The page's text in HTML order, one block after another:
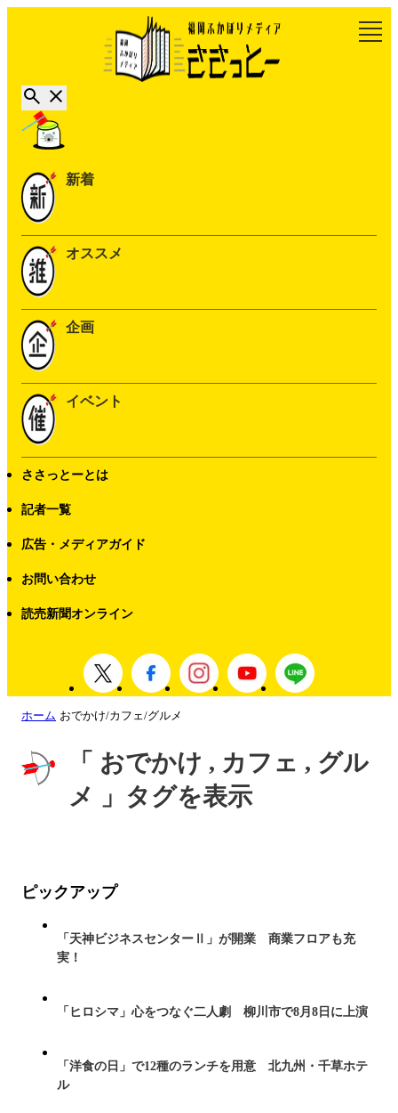
新着
オススメ
企画
イベント
ささっとーとは
記者一覧
広告・メディアガイド
お問い合わせ
読売新聞オンライン
ホーム おでかけ/カフェ/グルメ
「 おでかけ , カフェ , グル
メ 」タグを表示
ピックアップ
「天神ビジネスセンターⅡ」が開業 商業フロアも充
実！
「ヒロシマ」心をつなぐ二人劇 柳川市で8月8日に上演
「洋食の日」で12種のランチを用意 北九州・千草ホテ
ル